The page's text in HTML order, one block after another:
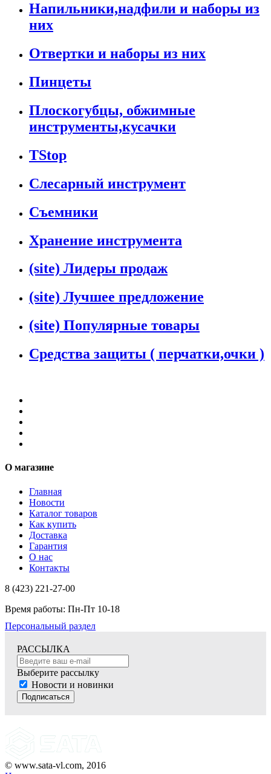
Напильники,надфили и наборы из
них
Отвертки и наборы из них
Пинцеты
Плоскогубцы, обжимные
инструменты,кусачки
TStop
Слесарный инструмент
Съемники
Хранение инструмента
(site) Лидеры продаж
(site) Лучшее предложение
(site) Популярные товары
Средства защиты ( перчатки,очки )
О магазине
Главная
Новости
Каталог товаров
Как купить
Доставка
Гарантия
О нас
Контакты
8 (423) 221-27-00
Время работы: Пн-Пт 10-18
Персональный раздел
РАССЫЛКА
Выберите рассылку
Новости и новинки
Подписаться
© www.sata-vl.com, 2016